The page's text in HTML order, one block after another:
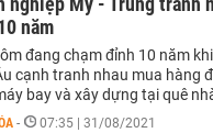
năm
đang chạm đỉnh 10 năm
cạnh tranh nhau mua hàng
bay và xây dựng tại quê
- 07:35 | 31/08/2021